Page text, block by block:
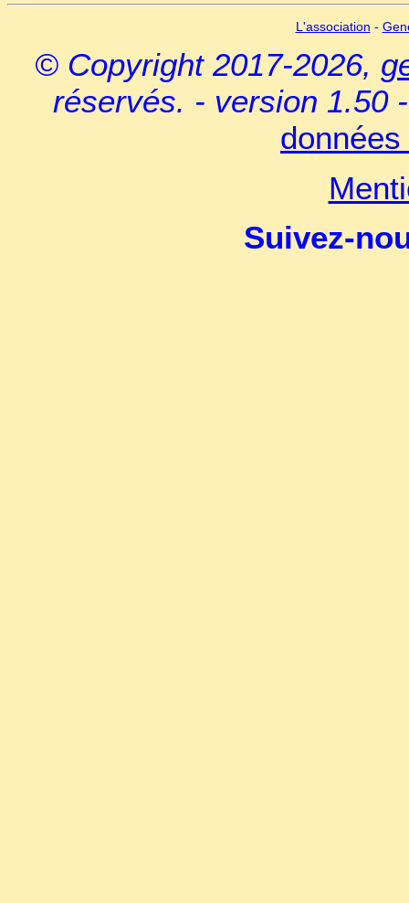
L'association -
© Copyright 2017-2026,
réservés. - version 1.50
Suivez-